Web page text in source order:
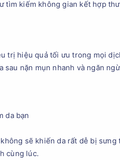
tìm kiếm không gian kết hợp
trị hiệu quả tối ưu trong mọi
nặn mụn nhanh và ngăn
da bạn
sẽ khiến da rất dễ bị sưng
cùng lúc.